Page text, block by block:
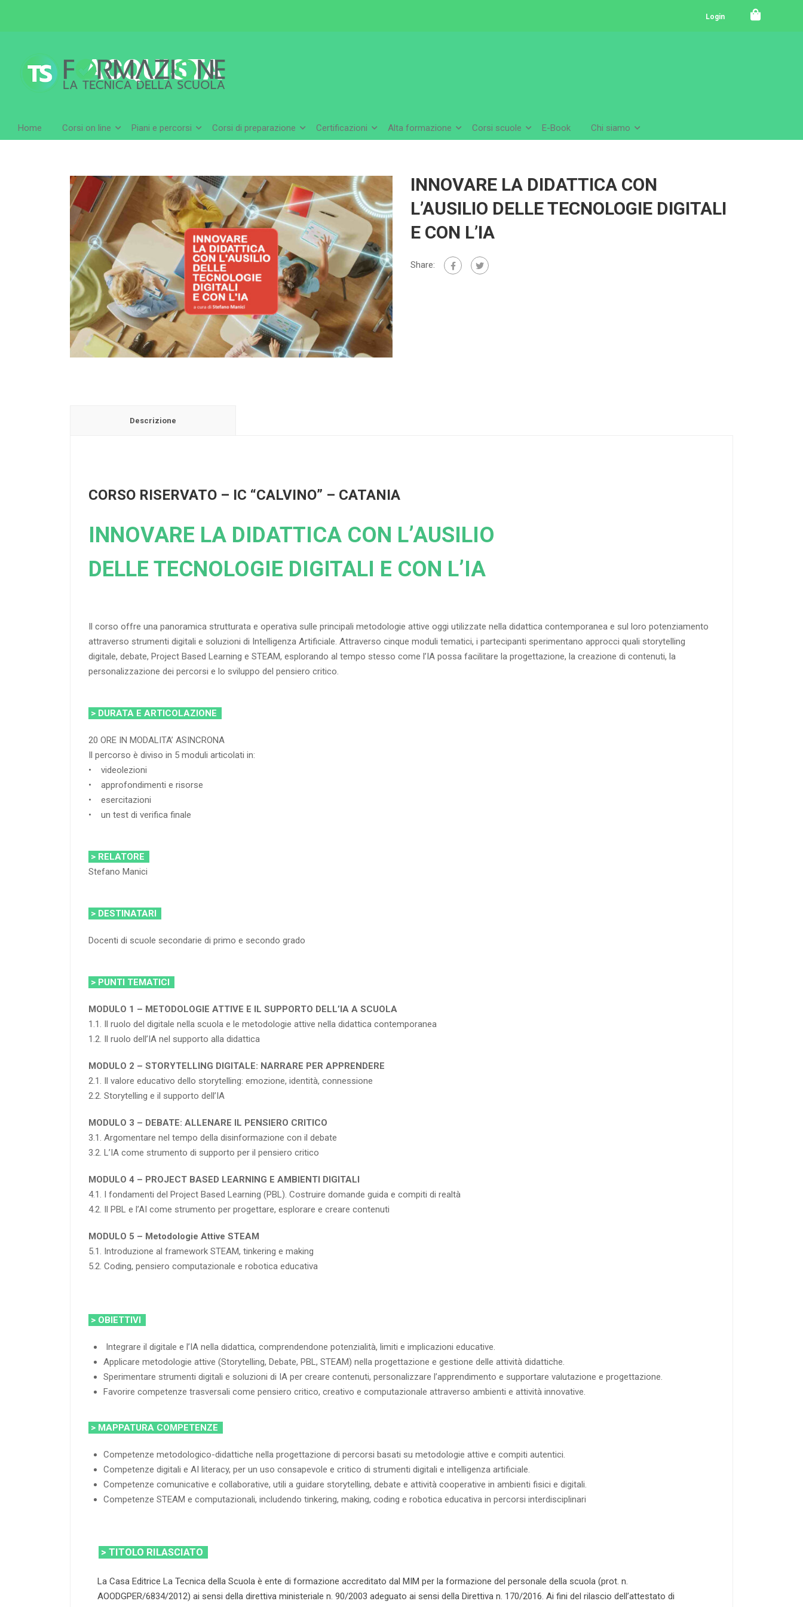
Login
Home Corsi on line Piani e percorsi Corsi di preparazione Certificazioni Alta formazione Corsi scuole E-Book Chi siamo
ACQUISTA
INNOVARE LA DIDATTICA CON
L’AUSILIO DELLE TECNOLOGIE DIGITALI
E CON L’IA
Share:
Descrizione
CORSO RISERVATO – IC “CALVINO” – CATANIA
INNOVARE LA DIDATTICA CON L’AUSILIO
DELLE TECNOLOGIE DIGITALI E CON L’IA
Il corso offre una panoramica strutturata e operativa sulle principali metodologie attive oggi utilizzate nella didattica contemporanea e sul loro potenziamento
attraverso strumenti digitali e soluzioni di Intelligenza Artificiale. Attraverso cinque moduli tematici, i partecipanti sperimentano approcci quali storytelling
digitale, debate, Project Based Learning e STEAM, esplorando al tempo stesso come l’IA possa facilitare la progettazione, la creazione di contenuti, la
personalizzazione dei percorsi e lo sviluppo del pensiero critico.
> DURATA E ARTICOLAZIONE
20 ORE IN MODALITA’ ASINCRONA
Il percorso è diviso in 5 moduli articolati in:
• videolezioni
• approfondimenti e risorse
• esercitazioni
• un test di verifica finale
> RELATORE
Stefano Manici
> DESTINATARI
Docenti di scuole secondarie di primo e secondo grado
> PUNTI TEMATICI
MODULO 1 – METODOLOGIE ATTIVE E IL SUPPORTO DELL’IA A SCUOLA
1.1. Il ruolo del digitale nella scuola e le metodologie attive nella didattica contemporanea
1.2. Il ruolo dell’IA nel supporto alla didattica
MODULO 2 – STORYTELLING DIGITALE: NARRARE PER APPRENDERE
2.1. Il valore educativo dello storytelling: emozione, identità, connessione
2.2. Storytelling e il supporto dell’IA
MODULO 3 – DEBATE: ALLENARE IL PENSIERO CRITICO
3.1. Argomentare nel tempo della disinformazione con il debate
3.2. L’IA come strumento di supporto per il pensiero critico
MODULO 4 – PROJECT BASED LEARNING E AMBIENTI DIGITALI
4.1. I fondamenti del Project Based Learning (PBL). Costruire domande guida e compiti di realtà
4.2. Il PBL e l’AI come strumento per progettare, esplorare e creare contenuti
MODULO 5 – Metodologie Attive STEAM
5.1. Introduzione al framework STEAM, tinkering e making
5.2. Coding, pensiero computazionale e robotica educativa
> OBIETTIVI
Integrare il digitale e l’IA nella didattica, comprendendone potenzialità, limiti e implicazioni educative.
Applicare metodologie attive (Storytelling, Debate, PBL, STEAM) nella progettazione e gestione delle attività didattiche.
Sperimentare strumenti digitali e soluzioni di IA per creare contenuti, personalizzare l’apprendimento e supportare valutazione e progettazione.
Favorire competenze trasversali come pensiero critico, creativo e computazionale attraverso ambienti e attività innovative.
> MAPPATURA COMPETENZE
Competenze metodologico-didattiche nella progettazione di percorsi basati su metodologie attive e compiti autentici.
Competenze digitali e AI literacy, per un uso consapevole e critico di strumenti digitali e intelligenza artificiale.
Competenze comunicative e collaborative, utili a guidare storytelling, debate e attività cooperative in ambienti fisici e digitali.
Competenze STEAM e computazionali, includendo tinkering, making, coding e robotica educativa in percorsi interdisciplinari
> TITOLO RILASCIATO
La Casa Editrice La Tecnica della Scuola è ente di formazione accreditato dal MIM per la formazione del personale della scuola (prot. n.
AOODGPER/6834/2012) ai sensi della direttiva ministeriale n. 90/2003 adeguato ai sensi della Direttiva n. 170/2016. Ai fini del rilascio dell’attestato di